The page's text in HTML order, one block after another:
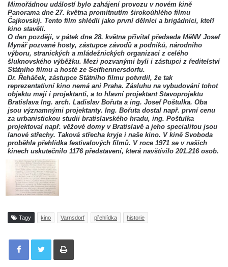
Mimořádnou událostí bylo zahájení provozu v novém kině
Panorama dne 27. května promítnutím širokoúhlého filmu
Čajkovskij. Tento film shlédli jako první dělníci a brigádníci, kteří
kino stavěli.
O den později, v pátek dne 28. května přivítal předseda MěNV Josef
Mynář pozvané hosty, zástupce závodů a podniků, národního
výboru, stranických a mládežnických organizací z celého
šluknovského výběžku. Mezi pozvanými byli i zástupci z ředitelství
Státního filmu a hosté ze Seifhennersdorfu.
Dr. Řeháček, zástupce Státního filmu potvrdil, že tak
reprezentativní kino nemá ani Praha. Zásluhu na vybudování tohot
objektu mají i projektanti, a to hlavní projektant Stavoprojektu
Bratislava Ing. arch. Ladislav Bořuta a ing. Josef Poštulka. Oba
jsou významnými projektanty. Ing. Bořuta dostal např. první cenu
za urbanistickou studii bratislavského hradu, ing. Poštulka
projektoval např. věžové domy v Bratislavě a jeho specialitou jsou
lanové střechy. Taková střecha kryje i naše kino. V kině Svoboda
proběhla přehlídka festivalových filmů. V roce 1971 se v našich
kinech uskutečnilo 1176 představení, která navštívilo 201.216 osob.
Tagy kino Varnsdorf přehlídka historie
Tisknout